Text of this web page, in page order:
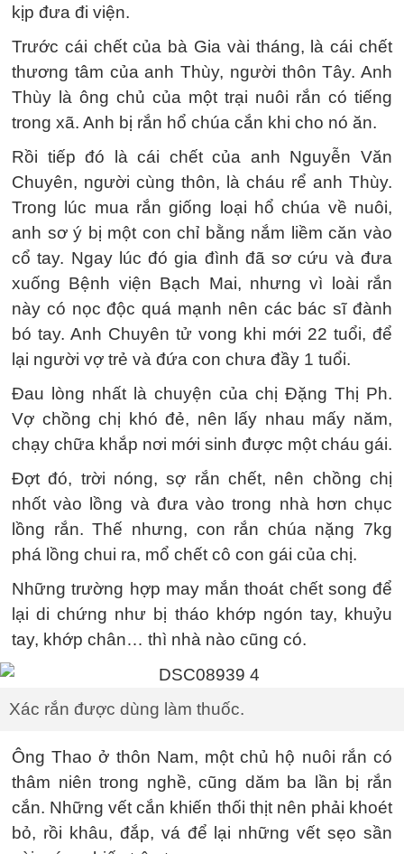
kịp đưa đi viện.
Trước cái chết của bà Gia vài tháng, là cái chết
thương tâm của anh Thùy, người thôn Tây. Anh
Thùy là ông chủ của một trại nuôi rắn có tiếng
trong xã. Anh bị rắn hổ chúa cắn khi cho nó ăn.
Rồi tiếp đó là cái chết của anh Nguyễn Văn
Chuyên, người cùng thôn, là cháu rể anh Thùy.
Trong lúc mua rắn giống loại hổ chúa về nuôi,
anh sơ ý bị một con chỉ bằng nắm liềm căn vào
cổ tay. Ngay lúc đó gia đình đã sơ cứu và đưa
xuống Bệnh viện Bạch Mai, nhưng vì loài rắn
này có nọc độc quá mạnh nên các bác sĩ đành
bó tay. Anh Chuyên tử vong khi mới 22 tuổi, để
lại người vợ trẻ và đứa con chưa đầy 1 tuổi.
Đau lòng nhất là chuyện của chị Đặng Thị Ph.
Vợ chồng chị khó đẻ, nên lấy nhau mấy năm,
chạy chữa khắp nơi mới sinh được một cháu gái.
Đợt đó, trời nóng, sợ rắn chết, nên chồng chị
nhốt vào lồng và đưa vào trong nhà hơn chục
lồng rắn. Thế nhưng, con rắn chúa nặng 7kg
phá lồng chui ra, mổ chết cô con gái của chị.
Những trường hợp may mắn thoát chết song để
lại di chứng như bị tháo khớp ngón tay, khuỷu
tay, khớp chân… thì nhà nào cũng có.
Xác rắn được dùng làm thuốc.
Ông Thao ở thôn Nam, một chủ hộ nuôi rắn có
thâm niên trong nghề, cũng dăm ba lần bị rắn
cắn. Những vết cắn khiến thối thịt nên phải khoét
bỏ, rồi khâu, đắp, vá để lại những vết sẹo sần